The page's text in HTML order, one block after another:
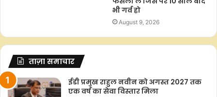
भी गर्व हो
August 9, 2026
ताज़ा समाचार
ईडी प्रमुख राहुल नवीन को अगस्त 2027 तक
एक वर्ष का सेवा विस्तार मिला